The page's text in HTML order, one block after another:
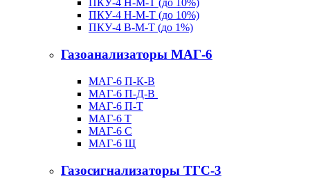
ПКУ-4 Н-М-Т (до 10%)
ПКУ-4 Н-М-Т (до 10%)
ПКУ-4 В-М-Т (до 1%)
Газоанализаторы МАГ-6
МАГ-6 П-К-В
МАГ-6 П-Д-В
МАГ-6 П-Т
МАГ-6 Т
МАГ-6 С
МАГ-6 Щ
Газосигнализаторы ТГС-3